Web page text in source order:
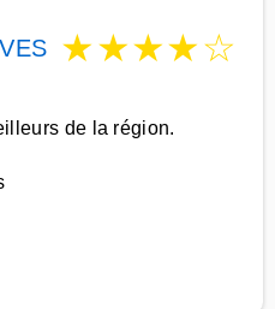
★★★★☆
de la région.